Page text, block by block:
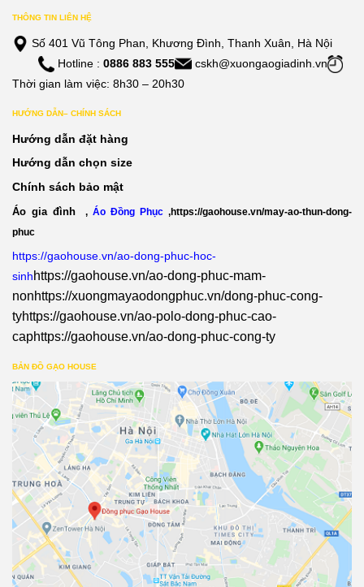
THÔNG TIN LIÊN HỆ
Số 401 Vũ Tông Phan, Khương Đình, Thanh Xuân, Hà Nội
Hotline : 0886 883 555
cskh@xuongaogiadinh.vn
Thời gian làm việc: 8h30 – 20h30
HƯỚNG DẪN– CHÍNH SÁCH
Hướng dẫn đặt hàng
Hướng dẫn chọn size
Chính sách bảo mật
Áo gia đình , Áo Đồng Phục ,https://gaohouse.vn/may-ao-thun-dong-
phuc
https://gaohouse.vn/ao-dong-phuc-hoc-
sinhhttps://gaohouse.vn/ao-dong-phuc-mam-
nonhttps://xuongmayaodongphuc.vn/dong-phuc-cong-
tyhttps://gaohouse.vn/ao-polo-dong-phuc-cao-
caphttps://gaohouse.vn/ao-dong-phuc-cong-ty
BẢN ĐỒ GẠO HOUSE